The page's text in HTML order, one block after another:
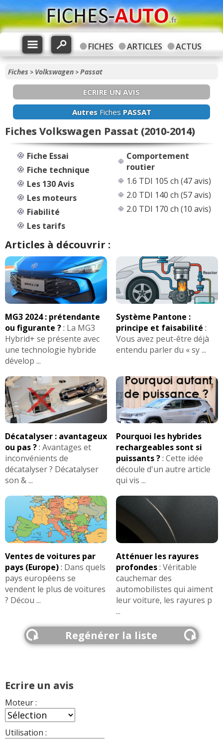
FICHES ARTICLES ACTUS
Fiches > Volkswagen >Passat
ECRIRE UN AVIS
AutresFiches PASSAT
Fiches Volkswagen Passat (2010-2014)
Fiche Essai
Fiche technique
Les 130 Avis
Les moteurs
Fiabilité
Les tarifs
Comportement
routier
1.6 TDI 105 ch (47 avis)
2.0 TDI 140 ch (57 avis)
2.0 TDI 170 ch (10 avis)
Articles à découvrir :
MG3 2024 : prétendante
ou figurante ?: La MG3
Hybrid+ se présente avec
une technologie hybride
dévelop ...
Système Pantone :
principe et faisabilité :
Vous avez peut-être déjà
entendu parler du « sy ...
Décatalyser : avantageux
ou pas ?: Avantages et
inconvénients de
décatalyser ? Décatalyser
son & ...
Pourquoi les hybrides
rechargeables sont si
puissants ?: Cette idée
découle d'un autre article
qui vis ...
Ventes de voitures par
pays (Europe): Dans quels
pays européens se
vendent le plus de voitures
? Décou ...
Atténuer les rayures
profondes: Véritable
cauchemar des
automobilistes qui aiment
leur voiture, les rayures p
...
Regénérer la liste
Ecrire un avis
Moteur :
Utilisation :